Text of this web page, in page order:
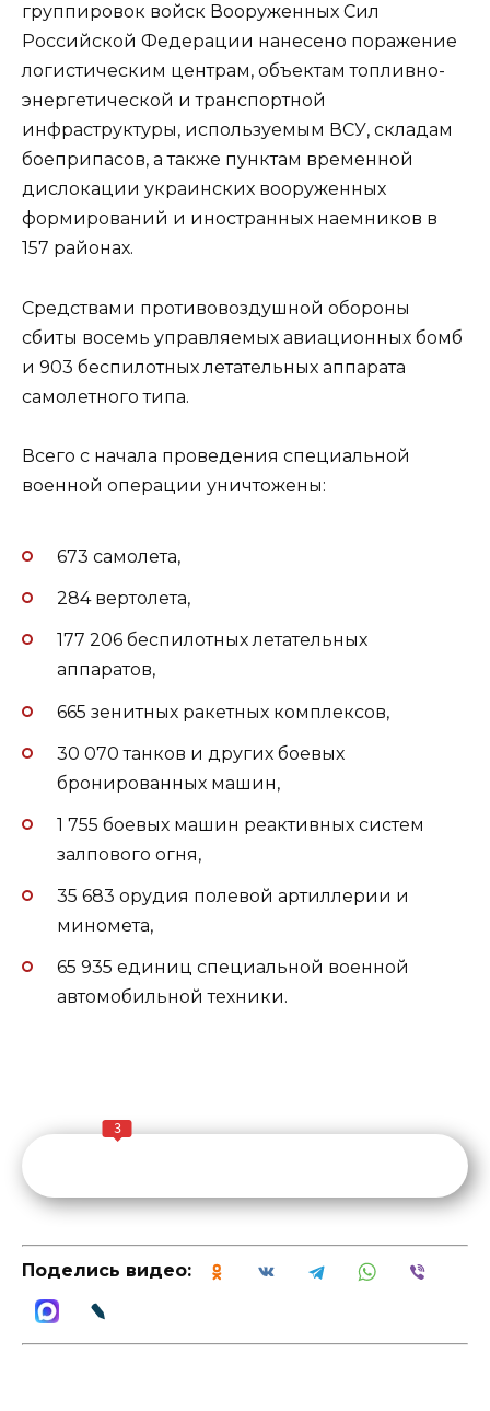
группировок войск Вооруженных Сил
Российской Федерации нанесено поражение
логистическим центрам, объектам топливно-
энергетической и транспортной
инфраструктуры, используемым ВСУ, складам
боеприпасов, а также пунктам временной
дислокации украинских вооруженных
формирований и иностранных наемников в
157 районах.
Средствами противовоздушной обороны
сбиты восемь управляемых авиационных бомб
и 903 беспилотных летательных аппарата
самолетного типа.
Всего с начала проведения специальной
военной операции уничтожены:
673 самолета,
284 вертолета,
177 206 беспилотных летательных
аппаратов,
665 зенитных ракетных комплексов,
30 070 танков и других боевых
бронированных машин,
1 755 боевых машин реактивных систем
залпового огня,
35 683 орудия полевой артиллерии и
миномета,
65 935 единиц специальной военной
автомобильной техники.
3
Поделись видео: